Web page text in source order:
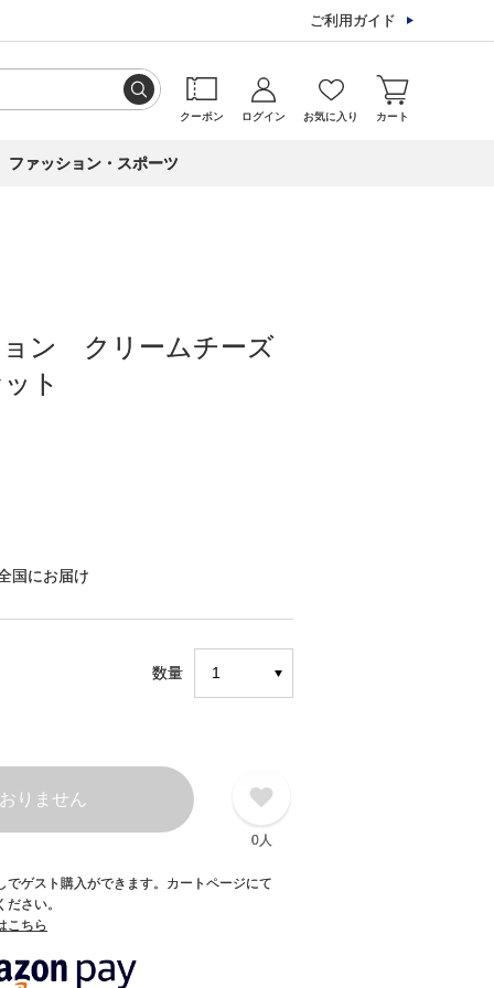
ご利用ガイド
クーポン ログイン お気に入り カート
ファッション・スポーツ
ョン クリームチーズ
ト
国にお届け
数量
りません
0人
ゲスト購入ができます。カートページにて
さい。
こちら